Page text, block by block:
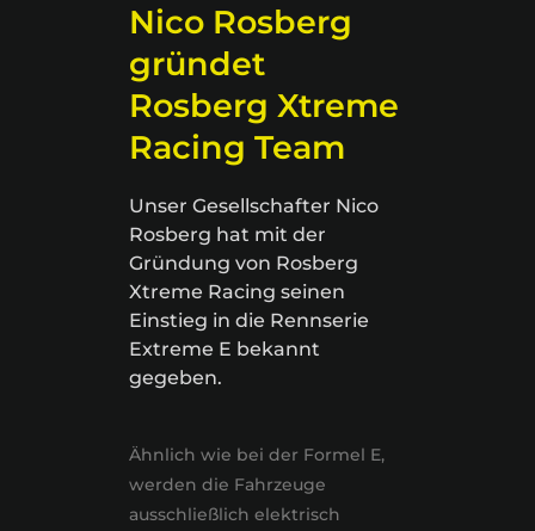
Nico Rosberg
gründet
Rosberg Xtreme
Racing Team
Unser Gesellschafter Nico
Rosberg hat mit der
Gründung von Rosberg
Xtreme Racing seinen
Einstieg in die Rennserie
Extreme E bekannt
gegeben.
Ähnlich wie bei der Formel E,
werden die Fahrzeuge
ausschließlich elektrisch